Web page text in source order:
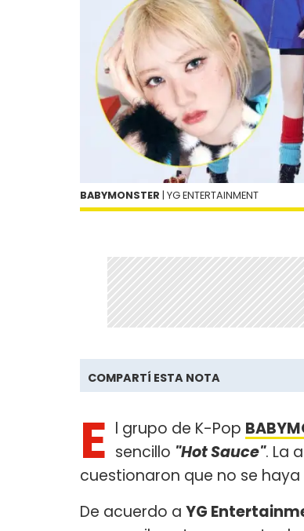
BABYMONSTER | YG ENTERTAINMENT
COMPARTÍ ESTA NOTA
E l grupo de K-Pop
sencillo "Hot Sauce". La
cuestionaron que no se
De acuerdo a YG